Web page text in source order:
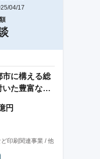
04/17
市に構える総
た豊富な顧
円
印刷関連事業 / 他